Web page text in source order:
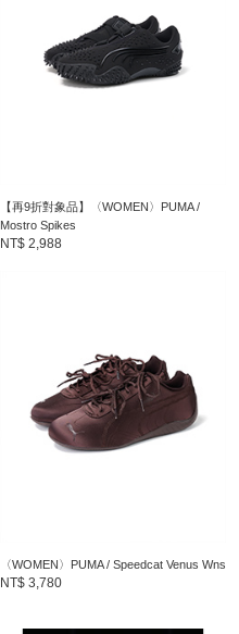
【再9折對象品】〈WOMEN〉PUMA /
Mostro Spikes
NT$ 2,988
〈WOMEN〉PUMA / Speedcat Venus Wns
NT$ 3,780